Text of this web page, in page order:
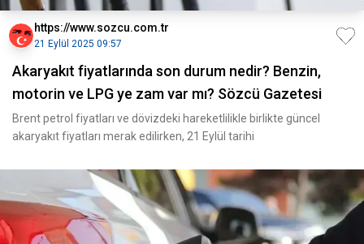
https://www.sozcu.com.tr
21 Eylül 2025 09:57
Akaryakıt fiyatlarında son durum nedir? Benzin,
motorin ve LPG ye zam var mı? Sözcü Gazetesi
Brent petrol fiyatları ve dövizdeki hareketlilikle birlikte güncel
akaryakıt fiyatları merak edilirken, 21 Eylül tarihi